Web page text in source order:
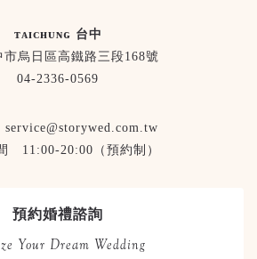
ᴛᴀɪᴄʜᴜɴɢ 台中
市烏日區高鐵路三段168號
04-2336-0569
11:00-20:00（預約制）
預約婚禮諮詢
Your Dream Wedding